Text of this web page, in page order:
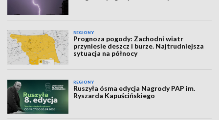
REGIONY
Prognoza pogody: Zachodni wiatr
przyniesie deszcz i burze. Najtrudniejsza
sytuacja na północy
REGIONY
Ruszyła ósma edycja Nagrody PAP im.
Ryszarda Kapuścińskiego